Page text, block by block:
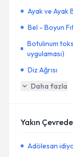
Ayak ve Ayak
Bel - Boyun
Botulinum
uygulaması)
Diz Ağrısı
Daha fazla
Yakın
Adölesan